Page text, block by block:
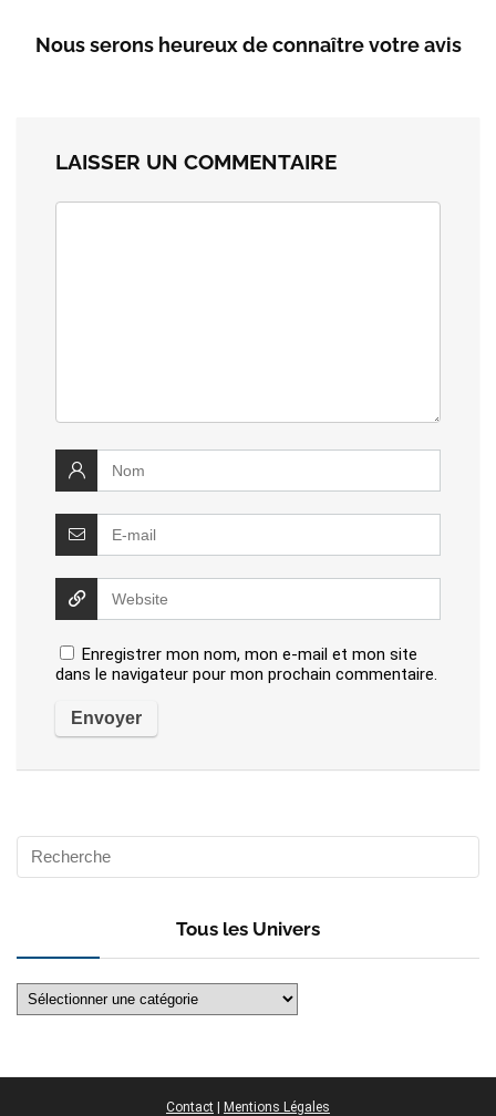
Nous serons heureux de connaître votre avis
LAISSER UN COMMENTAIRE
Enregistrer mon nom, mon e-mail et mon site
dans le navigateur pour mon prochain commentaire.
Tous les Univers
Tous
les
Contact | Mentions Légales